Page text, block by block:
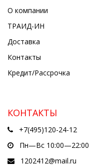
О компании
ТРАИД-ИН
Доставка
Контакты
Кредит/Рассрочка
КОНТАКТЫ
+7(495)120-24-12
Пн—Вс 10:00—22:00
1202412@mail.ru